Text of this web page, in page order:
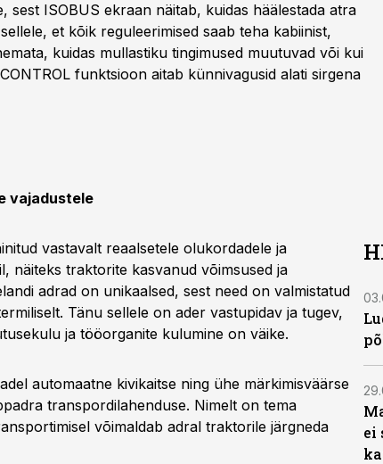
sest ISOBUS ekraan näitab, kuidas häälestada atra
et kõik reguleerimised saab teha kabiinist,
kuidas mullastiku tingimused muutuvad või kui
funktsioon aitab künnivagusid alati sirgena
vajadustele
vastavalt reaalsetele olukordadele ja
näiteks traktorite kasvanud võimsused ja
adrad on unikaalsed, sest need on valmistatud
Tänu sellele on ader vastupidav ja tugev,
ja tööorganite kulumine on väike.
automaatne kivikaitse ning ühe märkimisväärse
transpordilahenduse. Nimelt on tema
võimaldab adral traktorile järgneda
ei